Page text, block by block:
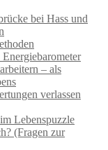
bei Hass und
– als
verlassen
Lebenspuzzle
(Fragen zur